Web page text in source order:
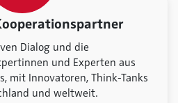
Dialog und die
und Experten aus
mit Innovatoren, Think-Tanks
und weltweit.